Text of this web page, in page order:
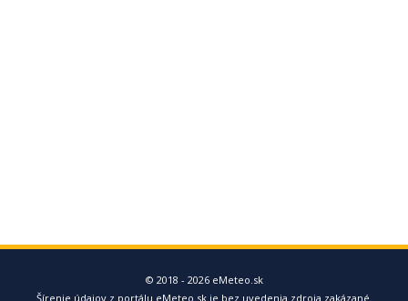
© 2018 - 2026 eMeteo.sk
Šírenie údajov z portálu eMeteo.sk je bez uvedenia zdroja zakázané.